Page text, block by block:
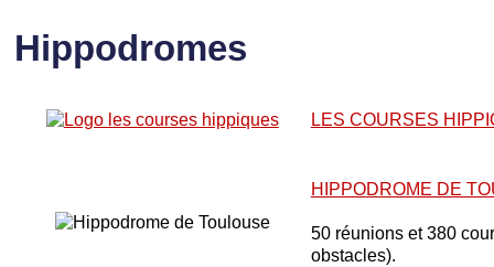
Hippodromes
LES COURSES
HIPPODROME DE
50 réunions et 380
obstacles).